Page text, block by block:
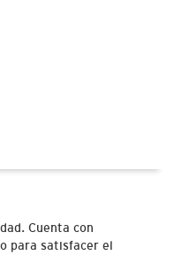
Cuenta con
para satisfacer el